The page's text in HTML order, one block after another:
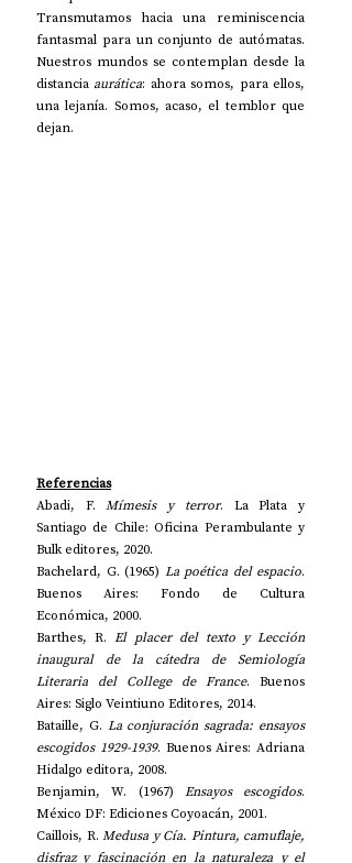
Transmutamos hacia una reminiscencia
fantasmal para un conjunto de autómatas.
Nuestros mundos se contemplan desde la
distancia aurática: ahora somos, para ellos,
una lejanía. Somos, acaso, el temblor que
dejan.
Referencias
Abadi, F. Mímesis y terror. La Plata y
Santiago de Chile: Oficina Perambulante y
Bulk editores, 2020.
Bachelard, G. (1965) La poética del espacio.
Buenos Aires: Fondo de Cultura
Económica, 2000.
Barthes, R. El placer del texto y Lección
inaugural de la cátedra de Semiología
Literaria del College de France. Buenos
Aires: Siglo Veintiuno Editores, 2014.
Bataille, G. La conjuración sagrada: ensayos
escogidos 1929-1939. Buenos Aires: Adriana
Hidalgo editora, 2008.
Benjamin, W. (1967) Ensayos escogidos.
México DF: Ediciones Coyoacán, 2001.
Caillois, R. Medusa y Cía. Pintura, camuflaje,
disfraz y fascinación en la naturaleza y el